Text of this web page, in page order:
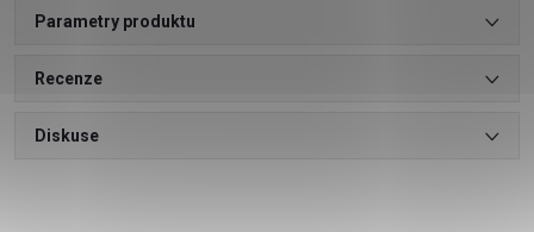
Parametry produktu
Recenze
Diskuse